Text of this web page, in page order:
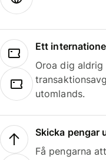
Ett
Oroa dig
utomlands.
Skicka pengar
Få pengarna